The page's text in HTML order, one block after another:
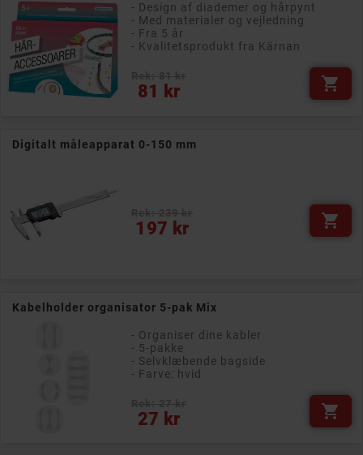
- Design af diademer og hårpynt
- Med materialer og vejledning
- Fra 5 år
- Kvalitetsprodukt fra Kärnan
81 kr
Pris 
Digitalt måleapparat 0-150 mm
197 kr
Pris 
Kabelholder organisator 5-pak Mix
- Organiser dine kabler
- 5-pakke
- Selvklæbende bagside
- Farve: hvid
27 kr
Pris 